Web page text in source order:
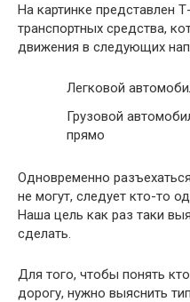
На картинке представлен
транспортных средства,
движения в следующих
Легковой
Грузовой
прямо
Одновременно
не могут, следует кто-то
Наша цель как раз таки
сделать.
Для того, чтобы понять
дорогу, нужно выяснить